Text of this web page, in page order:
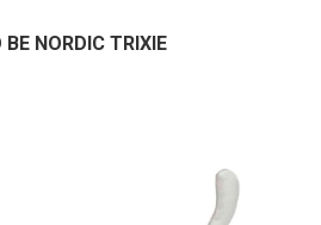
NORDIC TRIXIE